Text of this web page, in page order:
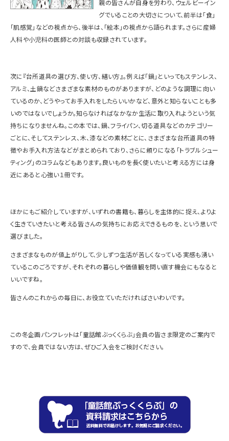
親の皆さんが自身を労わり、ウェルビーイン
グでいることの大切さについて、前半は「食」
「肌感覚」などの視点から、後半は、「絵本」の視点から語られます。さらに産婦
人科や小児科の医師との対談も収録されています。
次に『台所道具の選び方、使い方、繕い方』。例えば「鍋」といってもステンレス、
アルミ、土鍋などさまざまな素材のものがありますが、どのような調理に向い
ているのか、どうやってお手入れをしたらいいかなど、意外と知らないことも多
いのではないでしょうか。知らなければなかなか生活に取り入れようという気
持ちになりませんね。この本では、鍋、フライパン、切る道具などのカテゴリー
ごとに、そしてステンレス、木、漆などの素材ごとに、さまざまな台所道具の特
徴やお手入れ方法などがまとめられており、さらに頼りになる「トラブルシュー
ティング」のコラムなどもあります。良いものを長く使いたいと考える方には身
近にあると心強い１冊です。
ほかにもご紹介していますが、いずれの書籍も、暮らしを主体的に捉え、よりよ
く生きていきたいと考える皆さんの気持ちにお応えできるものを、という思いで
選びました。
さまざまなものが値上がりして、少しずつ生活が苦しくなっている実感も湧い
ているこのごろですが、それぞれの暮らしや価値観を問い直す機会にもなると
いいですね。
皆さんのこれからの毎日に、お役立ていただければさいわいです。
この冬企画パンフレットは「童話館ぶっくくらぶ」会員の皆さま限定のご案内で
すので、会員ではない方は、ぜひご入会をご検討ください。